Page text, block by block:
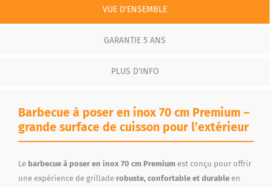
VUE D'ENSEMBLE
GARANTIE 5 ANS
PLUS D'INFO
Barbecue à poser en inox 70 cm Premium –
grande surface de cuisson pour l’extérieur
Le barbecue à poser en inox 70 cm Premium est conçu pour offrir
une expérience de grillade robuste, confortable et durable en